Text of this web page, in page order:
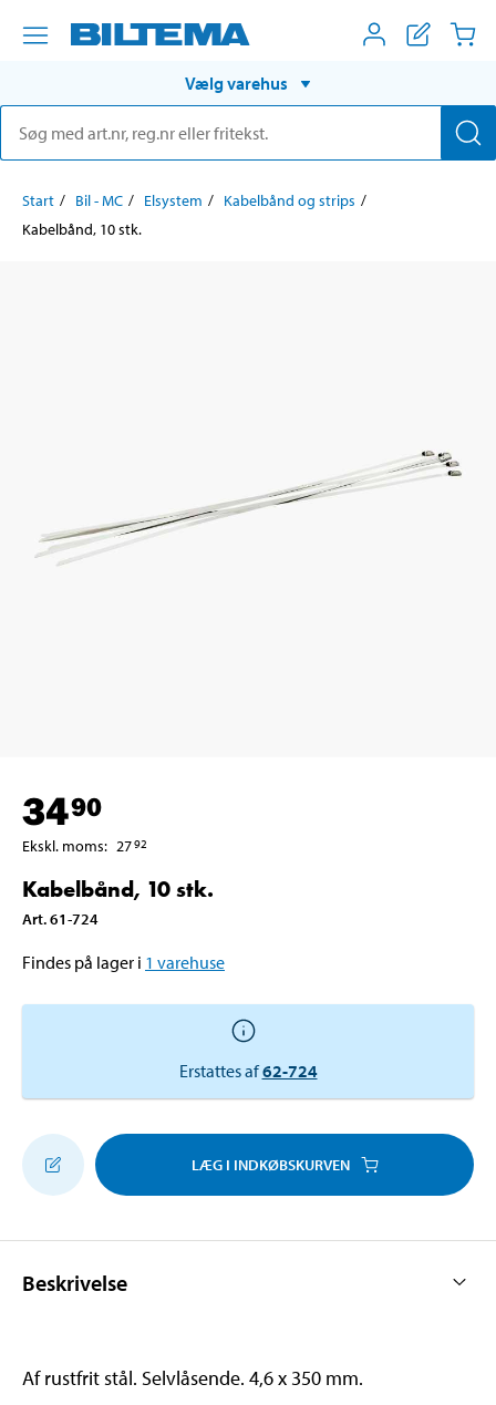
Vælg varehus
Start Bil - MC Elsystem
Kabelbånd og strips
Kabelbånd, 10 stk.
3490
Ekskl. moms: 2792
Kabelbånd, 10 stk.
Art.61-724
Findes på lager i 1 varehuse
Erstattes af62-724
LÆG I INDKØBSKURVEN
Beskrivelse
Af rustfrit stål. Selvlåsende. 4,6 x 350 mm.